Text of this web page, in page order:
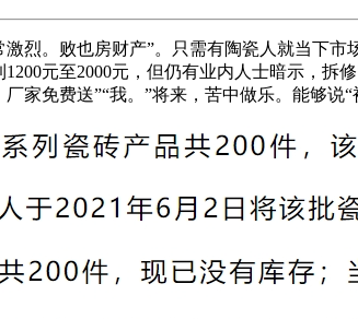
。败也房财产”。只需有陶瓷人就当下市
元至2000元，但仍有业内人士暗示，
家免费送”“我。”将来，苦中做乐。能够